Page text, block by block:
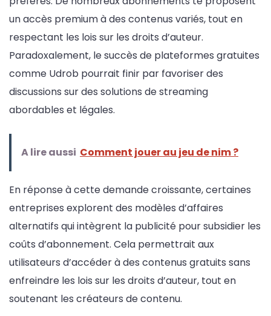
un accès premium à des contenus variés, tout en
respectant les lois sur les droits d’auteur.
Paradoxalement, le succès de plateformes gratuites
comme Udrob pourrait finir par favoriser des
discussions sur des solutions de streaming
abordables et légales.
A lire aussi Comment jouer au jeu de nim ?
En réponse à cette demande croissante, certaines
entreprises explorent des modèles d’affaires
alternatifs qui intègrent la publicité pour subsidier les
coûts d’abonnement. Cela permettrait aux
utilisateurs d’accéder à des contenus gratuits sans
enfreindre les lois sur les droits d’auteur, tout en
soutenant les créateurs de contenu.